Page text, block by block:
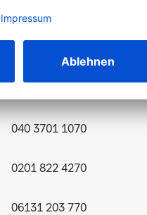
040 3701 1070
0201 822 4270
06131 203 770